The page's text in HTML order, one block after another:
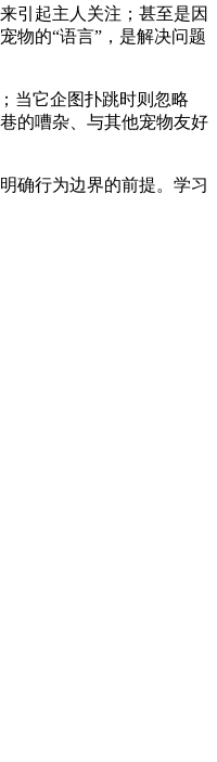
引起主人关注；甚至是因
物的“语言”，是解决问题
当它企图扑跳时则忽略
的嘈杂、与其他宠物友好
确行为边界的前提。学习